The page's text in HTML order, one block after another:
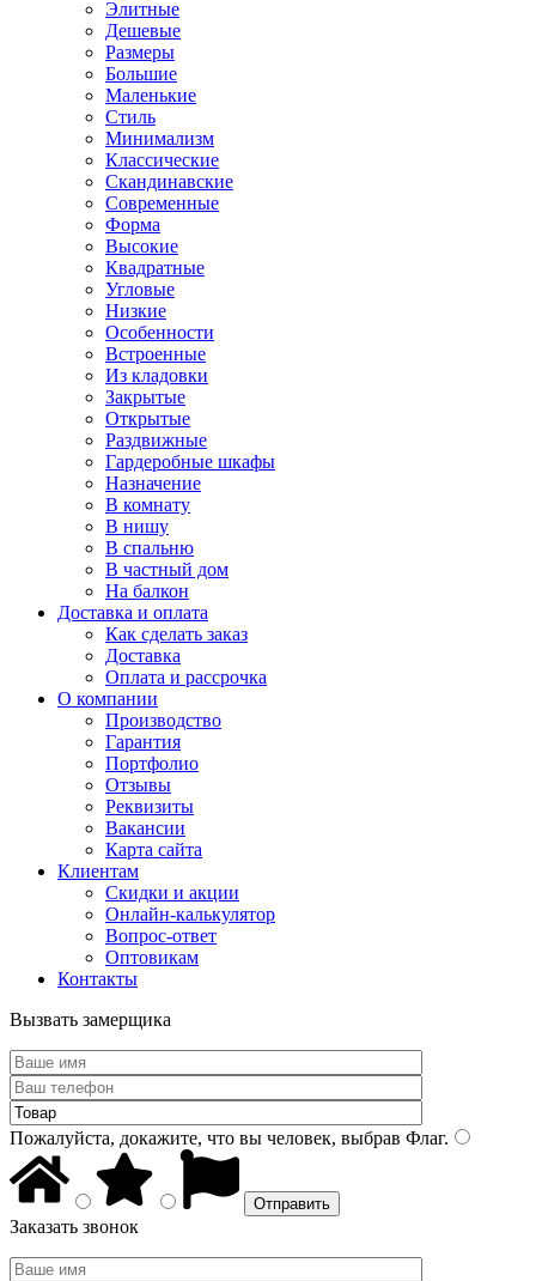
Элитные
Дешевые
Размеры
Большие
Маленькие
Стиль
Минимализм
Классические
Скандинавские
Современные
Форма
Высокие
Квадратные
Угловые
Низкие
Особенности
Встроенные
Из кладовки
Закрытые
Открытые
Раздвижные
Гардеробные шкафы
Назначение
В комнату
В нишу
В спальню
В частный дом
На балкон
Доставка и оплата
Как сделать заказ
Доставка
Оплата и рассрочка
О компании
Производство
Гарантия
Портфолио
Отзывы
Реквизиты
Вакансии
Карта сайта
Клиентам
Скидки и акции
Онлайн-калькулятор
Вопрос-ответ
Оптовикам
Контакты
Вызвать замерщика
Пожалуйста, докажите, что вы человек, выбрав Флаг.
Заказать звонок